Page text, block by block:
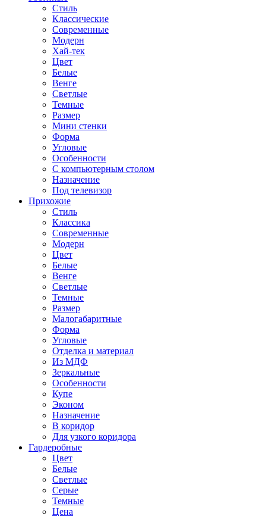
Стиль
Классические
Современные
Модерн
Хай-тек
Цвет
Белые
Венге
Светлые
Темные
Размер
Мини стенки
Форма
Угловые
Особенности
С компьютерным столом
Назначение
Под телевизор
Прихожие
Стиль
Классика
Современные
Модерн
Цвет
Белые
Венге
Светлые
Темные
Размер
Малогабаритные
Форма
Угловые
Отделка и материал
Из МДФ
Зеркальные
Особенности
Купе
Эконом
Назначение
В коридор
Для узкого коридора
Гардеробные
Цвет
Белые
Светлые
Серые
Темные
Цена